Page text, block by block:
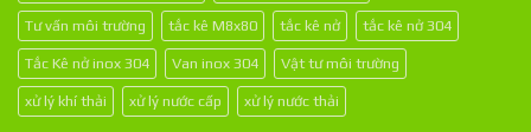
Tư vấn môi trường tắc kê M8x80 tắc kê nở tắc kê nở 304
Tắc Kê nở inox 304 Van inox 304 Vật tư môi trường
xử lý khí thải xử lý nước cấp xử lý nước thải